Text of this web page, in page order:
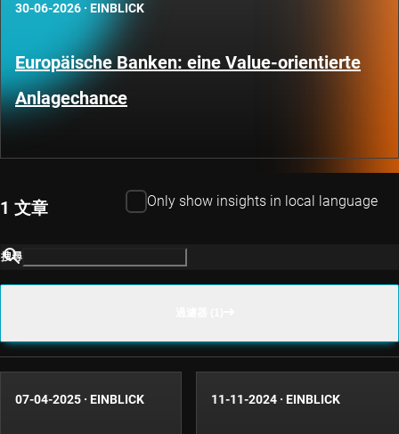
30-06-2026 · EINBLICK
Europäische Banken: eine Value-orientierte
Anlagechance
1 文章 Only show insights in local language
搜尋
07-04-2025 · EINBLICK 11-11-2024 · EINBLICK